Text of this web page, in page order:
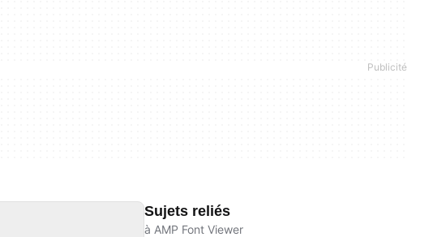
Sujets reliés
à AMP Font Viewer